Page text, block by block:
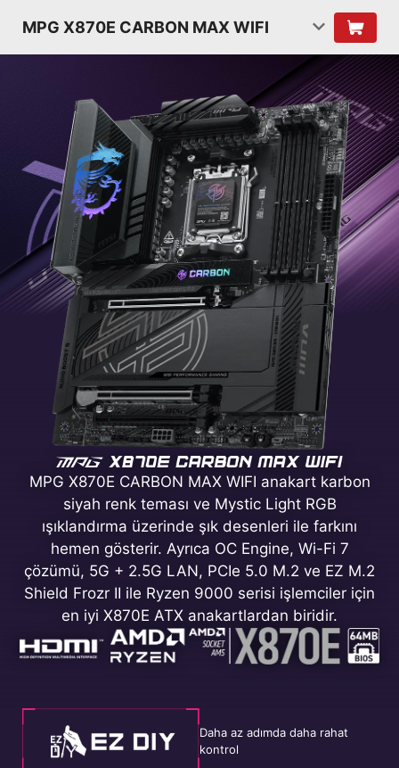
MPG X870E CARBON MAX WIFI
MPG X870E CARBON MAX WIFI anakart karbon
siyah renk teması ve Mystic Light RGB
ışıklandırma üzerinde şık desenleri ile farkını
hemen gösterir. Ayrıca OC Engine, Wi-Fi 7
çözümü, 5G + 2.5G LAN, PCIe 5.0 M.2 ve EZ M.2
Shield Frozr II ile Ryzen 9000 serisi işlemciler için
en iyi X870E ATX anakartlardan biridir.
Daha az adımda daha rahat
kontrol